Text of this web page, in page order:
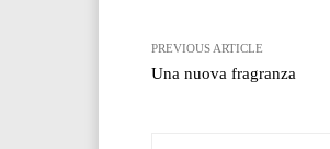
PREVIOUS ARTICLE
Una nuova fragranza